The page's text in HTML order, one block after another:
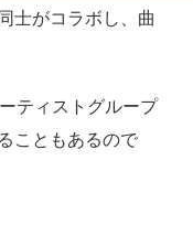
士がコラボし、曲
ティストグループ
こともあるので